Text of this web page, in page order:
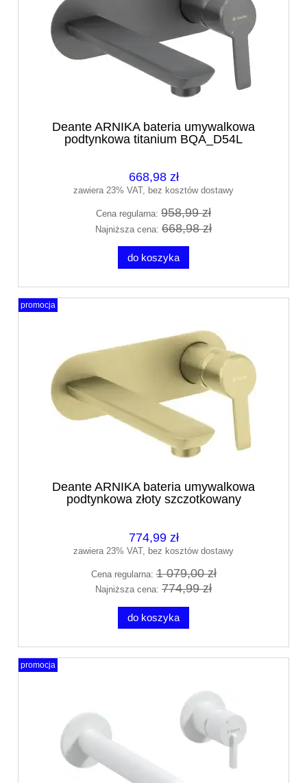
Deante ARNIKA bateria umywalkowa
podtynkowa titanium BQA_D54L
668,98 zł
zawiera 23% VAT, bez kosztów dostawy
Cena regularna: 958,99 zł
Najniższa cena: 668,98 zł
do koszyka
Deante ARNIKA bateria umywalkowa
podtynkowa złoty szczotkowany
774,99 zł
zawiera 23% VAT, bez kosztów dostawy
Cena regularna:1 079,00 zł
Najniższa cena: 774,99 zł
do koszyka
promocja
promocja